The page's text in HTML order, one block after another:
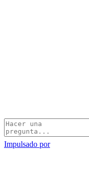
Impulsado por